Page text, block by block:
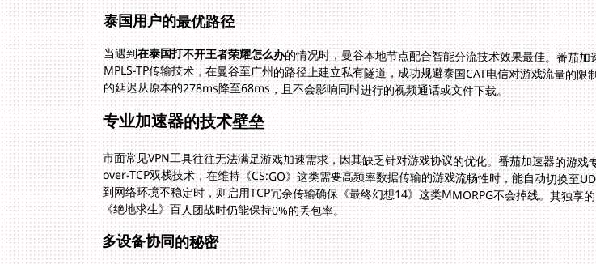
泰国用户的最优路径
当遇到在泰国打不开王者荣耀怎么办的情况时，曼谷本地节点配合智能分流技术效果最佳。番茄加
MPLS-TP传输技术，在曼谷至广州的路径上建立私有隧道，成功规避泰国CAT电信对游
的延迟从原本的278ms降至68ms，且不会影响同时进行的视频通话或文件下载。
专业加速器的技术壁垒
市面常见VPN工具往往无法满足游戏加速需求，因其缺乏针对游戏协议的优化。番茄加速器的游戏
over-TCP双栈技术，在维持《CS:GO》这类需要高频率数据传输的游戏流畅性时，能自动切换至UDP
到网络环境不稳定时，则启用TCP冗余传输确保《最终幻想14》这类MMORPG不会掉线。其独享的
《绝地求生》百人团战时仍能保持0%的丢包率。
多设备协同的秘密